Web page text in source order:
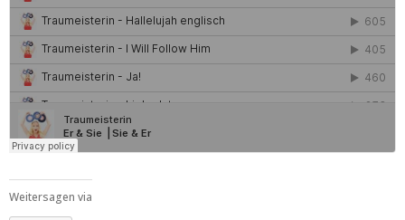
Weitersagen via